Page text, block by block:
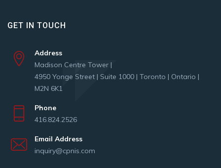
GET IN TOUCH
Address
Madison Centre Tower |
4950 Yonge Street | Suite 1000 | Toronto | Ontario |
M2N 6K1
Phone
416.824.2526
Email Address
inquiry@cpnis.com